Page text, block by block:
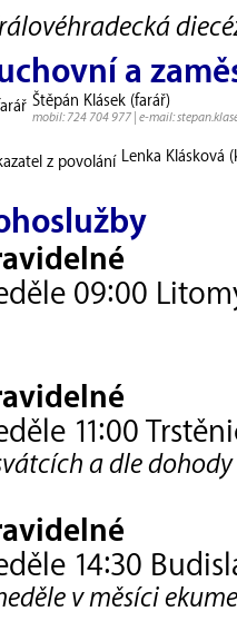
a
Štěpán Klásek (farář)
mobil: 724 704 977 | e-mail:
Lenka Klásková
09:00
11:00
a dle dohody
14:30
v měsíci